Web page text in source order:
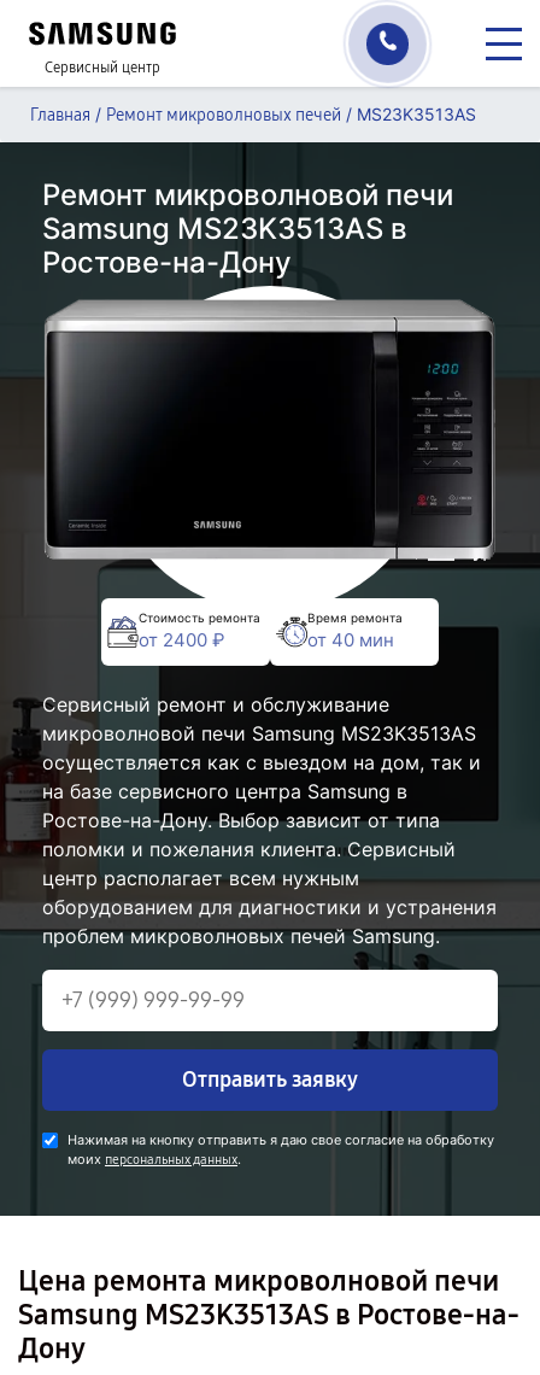
Сервисный центр
Главная / Ремонт микроволновых печей / MS23K3513AS
Ремонт микроволновой печи
Samsung MS23K3513AS в
Ростове-на-Дону
Стоимость ремонта
от 2400 ₽
Время ремонта
от 40 мин
Сервисный ремонт и обслуживание
микроволновой печи Samsung MS23K3513AS
осуществляется как с выездом на дом, так и
на базе сервисного центра Samsung в
Ростове-на-Дону. Выбор зависит от типа
поломки и пожелания клиента. Сервисный
центр располагает всем нужным
оборудованием для диагностики и устранения
проблем микроволновых печей Samsung.
Отправить заявку
Нажимая на кнопку отправить я даю свое согласие на обработку
моих персональных данных.
Цена ремонта микроволновой печи
Samsung MS23K3513AS в Ростове-на-
Дону